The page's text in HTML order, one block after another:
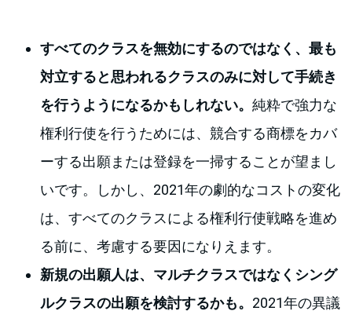
すべてのクラスを無効にするのではなく、最も
対立すると思われるクラスのみに対して手続き
を行うようになるかもしれない。純粋で強力な
権利行使を行うためには、競合する商標をカバ
ーする出願または登録を一掃することが望まし
いです。しかし、2021年の劇的なコストの変化
は、すべてのクラスによる権利行使戦略を進め
る前に、考慮する要因になりえます。
新規の出願人は、マルチクラスではなくシング
ルクラスの出願を検討するかも。 2021年の異議